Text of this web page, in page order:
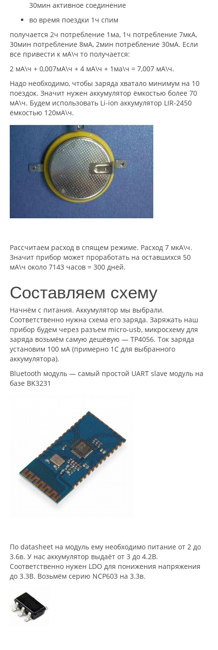
30мин активное соединение
во время поездки 1ч спим
получается 2ч потребление 1ма, 1ч потребление 7мкА,
30мин потребление 8мА, 2мин потребление 30мА. Если
все привести к мА\ч то получается:
2 мА\ч + 0,007мА\ч + 4 мА\ч + 1ма\ч = 7,007 мА\ч.
Надо необходимо, чтобы заряда хватало минимум на 10
поездок. Значит нужен аккумулятор ёмкостью более 70
мА\ч. Будем использовать Li-ion аккумулятор LIR-2450
ёмкостью 120мА\ч.
Рассчитаем расход в спящем режиме. Расход 7 мкА\ч.
Значит прибор может проработать на оставшихся 50
мА\ч около 7143 часов = 300 дней.
Составляем схему
Начнём с питания. Аккумулятор мы выбрали.
Соответственно нужна схема его заряда. Заряжать наш
прибор будем через разъем micro-usb, микросхему для
заряда возьмём самую дешёвую — TP4056. Ток заряда
установим 100 мА (примерно 1C для выбранного
аккумулятора).
Bluetooth модуль — самый простой UART slave модуль на
базе BK3231
По datasheet на модуль ему необходимо питание от 2 до
3.6в. У нас аккумулятор выдаёт от 3 до 4.2В.
Соответственно нужен LDO для понижения напряжения
до 3.3В. Возьмём серию NCP603 на 3.3в.